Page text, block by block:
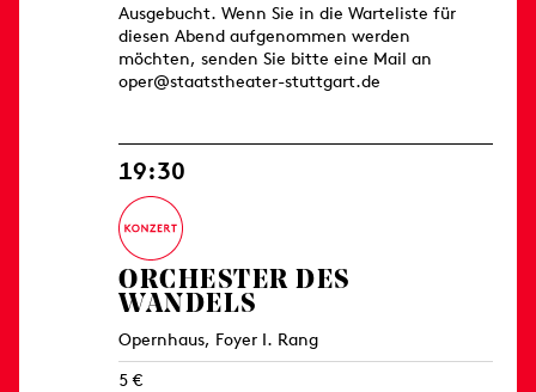
Ausgebucht. Wenn Sie in die Warteliste für
diesen Abend aufgenommen werden
möchten, senden Sie bitte eine Mail an
oper@staatstheater-stuttgart.de
19:30
ORCHESTER DES
WANDELS
Opernhaus, Foyer I. Rang
5 €